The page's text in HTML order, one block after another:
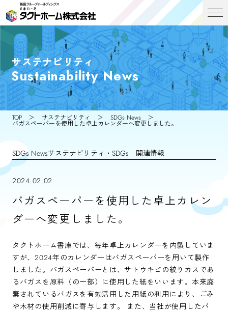
サステナビリティ
Sustainability News
TOP サステナビリティ SDGs News
バガスペーパーを使用した卓上カレンダーへ変更しました。
SDGs Newsサステナビリティ・SDGs 関連情報
2024.02.02
バガスペーパーを使用した卓上カレン
ダーへ変更しました。
タクトホーム書庫では、毎年卓上カレンダーを内製していま
すが、2024年のカレンダーはバガスペーパーを用いて製作
しました。バガスペーパーとは、サトウキビの絞りカスであ
るバガスを原料（の一部）に使用した紙をいいます。本来廃
棄されているバガスを有効活用した用紙の利用により、ごみ
や木材の使用削減に寄与します。 また、当社が使用したバ